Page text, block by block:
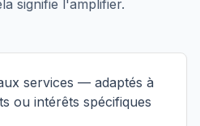
signifie l'amplifier.
services — adaptés à
ou intérêts spécifiques